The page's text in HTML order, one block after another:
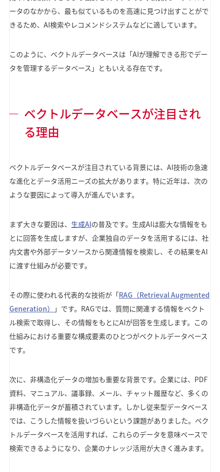
ータのなかから、最も似ているものを高速に見つけ出すことがで
きるため、AI検索やレコメンドシステムなどに適しています。
このように、ベクトルデータベースは「AIが理解できる形でデー
タを管理するデータベース」ともいえる存在です。
ベクトルデータベースが注目され
る理由
ベクトルデータベースが注目されている背景には、AI技術の急速
な進化とデータ活用ニーズの拡大があります。特に近年は、次の
ような要因によって導入が進んでいます。
まず大きな要因は、 生成AIの普及です。生成AIは膨大な情報をも
とに回答を生成しますが、企業独自のデータを活用するには、社
内文書や外部データソースから関連情報を検索し、その結果をAI
に渡す仕組みが必要です。
その際に使われる代表的な技術が「RAG（Retrieval Augmented
Generation） 」です。RAGでは、質問に関連する情報をベクト
ル検索で取得し、その情報をもとにAIが回答を生成します。この
仕組みにおける重要な構成要素のひとつがベクトルデータベース
です。
次に、非構造化データの増加も重要な背景です。企業には、PDF
資料、マニュアル、議事録、メール、チャット履歴など、多くの
非構造化データが蓄積されています。しかし従来型データベース
では、こうした情報を扱いづらいという課題がありました。ベク
トルデータベースを活用すれば、これらのデータを意味ベースで
検索できるようになり、企業のナレッジ活用が大きく進みます。